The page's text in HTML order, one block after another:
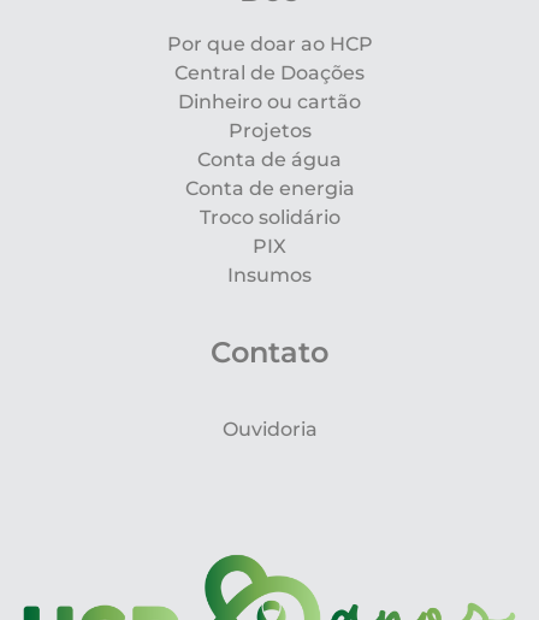
Por que doar ao HCP
Central de Doações
Dinheiro ou cartão
Projetos
Conta de água
Conta de energia
Troco solidário
PIX
Insumos
Contato
Ouvidoria